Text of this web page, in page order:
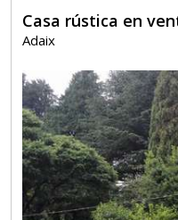
Casa rústica en
Adaix